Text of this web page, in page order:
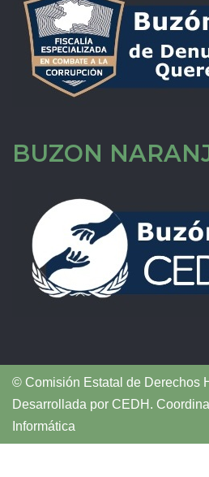
BUZON
© Comisión Estatal de Derechos
Desarrollada por CEDH .
Informática